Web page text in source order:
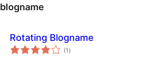
blogname
Rotating Blogname
(1 total
ratings
)